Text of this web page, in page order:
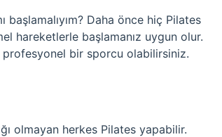
Daha önce hiç Pilates
hareketlerle başlamanız uygun olur.
bir sporcu olabilirsiniz.
olmayan herkes Pilates yapabilir.